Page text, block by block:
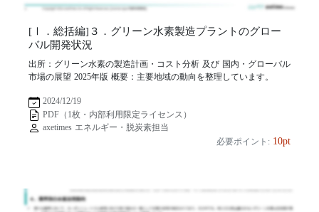
[Ⅰ．総括編]３．グリーン水素製造プラントのグロー
バル開発状況
出所：グリーン水素の製造計画・コスト分析 及び 国内・グローバル
市場の展望 2025年版 概要：主要地域の動向を整理しています。
2024/12/19
PDF（1枚・内部利用限定ライセンス）
axetimes エネルギー・脱炭素担当
必要ポイント: 10pt